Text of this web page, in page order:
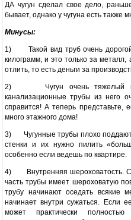
ДА чугун сделал свое дело,
бывает, однако у чугуна есть также
Минусы:
1) Такой вид труб очень
килограмм, и это только за
отлить, то есть деньги за
2) Чугун очень тяжелый
канализационные трубы из него
справится! А теперь представьте,
много этажного дома!
3) Чугунные трубы плохо
стенки и их нужно пилить
особенно если ведешь по квартире.
4) Внутренняя шероховатость.
часть трубы имеет шероховатую
трубу начинают оседать всякие
начинает внутри сужаться. Если
может практически